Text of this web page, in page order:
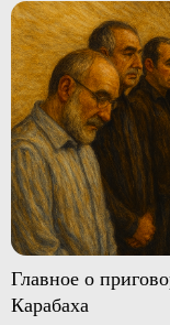
Главное о
Карабаха